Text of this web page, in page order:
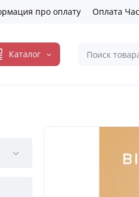
про оплату Оплата
Каталог